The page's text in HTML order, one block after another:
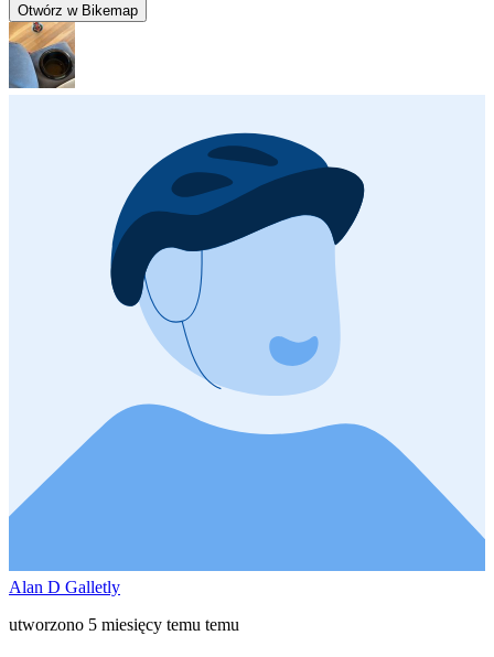
Otwórz w Bikemap
Alan D Galletly
utworzono 5 miesięcy temu temu